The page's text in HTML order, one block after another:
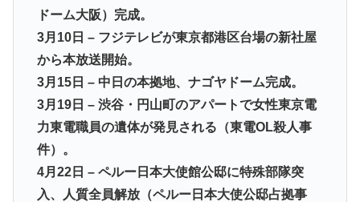
ドーム大阪）完成。
3月10日 – フジテレビが東京都港区台場の新社屋
から本放送開始。
3月15日 – 中日の本拠地、ナゴヤドーム完成。
3月19日 – 渋谷・円山町のアパートで女性東京電
力東電職員の遺体が発見される（東電OL殺人事
件）。
4月22日 – ペルー日本大使館公邸に特殊部隊突
入、人質全員解放（ペルー日本大使公邸占拠事